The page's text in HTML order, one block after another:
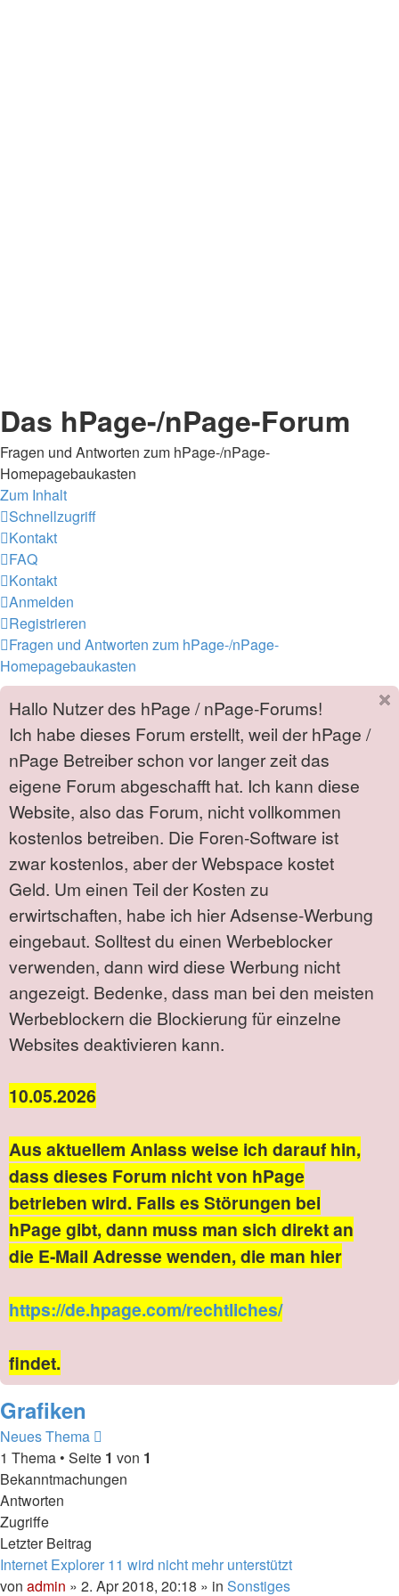
Das hPage-/nPage-Forum
Fragen und Antworten zum hPage-/nPage-
Homepagebaukasten
Zum Inhalt
Schnellzugriff
Kontakt
FAQ
Kontakt
Anmelden
Registrieren
Fragen und Antworten zum hPage-/nPage-
Homepagebaukasten
Hallo Nutzer des hPage / nPage-Forums!
Ich habe dieses Forum erstellt, weil der hPage /
nPage Betreiber schon vor langer zeit das
eigene Forum abgeschafft hat. Ich kann diese
Website, also das Forum, nicht vollkommen
kostenlos betreiben. Die Foren-Software ist
zwar kostenlos, aber der Webspace kostet
Geld. Um einen Teil der Kosten zu
erwirtschaften, habe ich hier Adsense-Werbung
eingebaut. Solltest du einen Werbeblocker
verwenden, dann wird diese Werbung nicht
angezeigt. Bedenke, dass man bei den meisten
Werbeblockern die Blockierung für einzelne
Websites deaktivieren kann.
10.05.2026
Aus aktuellem Anlass weise ich darauf hin,
dass dieses Forum nicht von hPage
betrieben wird. Falls es Störungen bei
hPage gibt, dann muss man sich direkt an
die E-Mail Adresse wenden, die man hier
https://de.hpage.com/rechtliches/
findet.
Grafiken
Neues Thema
1 Thema • Seite 1 von 1
Bekanntmachungen
Antworten
Zugriffe
Letzter Beitrag
Internet Explorer 11 wird nicht mehr unterstützt
von admin » 2. Apr 2018, 20:18 » in Sonstiges